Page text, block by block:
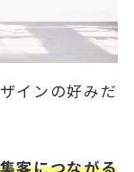
インの好みだ
客につながる